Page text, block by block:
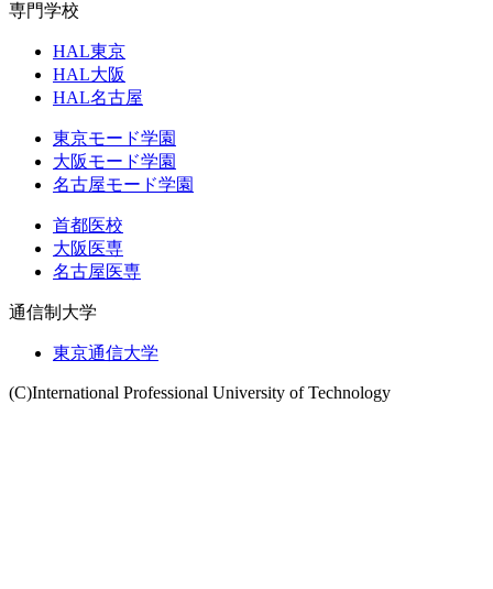
専門学校
HAL東京
HAL大阪
HAL名古屋
東京モード学園
大阪モード学園
名古屋モード学園
首都医校
大阪医専
名古屋医専
通信制大学
東京通信大学
(C)International Professional University of Technology